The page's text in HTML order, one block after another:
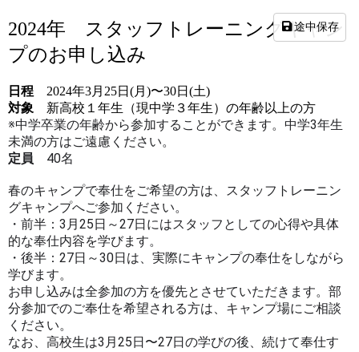
2024年 スタッフトレーニングキャン
プのお申し込み
日程 2024年3月25日(月)〜30日(土)
対象 新高校１年生（現中学３年生）の年齢以上の方
※中学卒業の年齢から参加することができます。中学3年生
未満の方はご遠慮ください。
定員 40名
春のキャンプで奉仕をご希望の方は、スタッフトレーニン
グキャンプへご参加ください。
・前半：3月25日～27日にはスタッフとしての心得や具体
的な奉仕内容を学びます。
・後半：27日～30日は、実際にキャンプの奉仕をしながら
学びます。
お申し込みは全参加の方を優先とさせていただきます。部
分参加でのご奉仕を希望される方は、キャンプ場にご相談
ください。
なお、高校生は3月25日〜27日の学びの後、続けて奉仕す
途中保存